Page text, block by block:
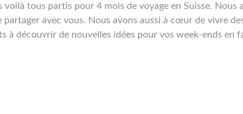
tous partis pour 4 mois de voyage en Suisse. Nous
avec vous. Nous avons aussi à cœur de vivre
à découvrir de nouvelles idées pour vos week-ends en